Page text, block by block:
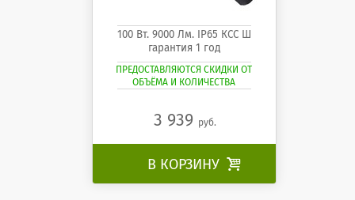
100 Вт. 9000 Лм. IP65 КСС Ш
гарантия 1 год
ПРЕДОСТАВЛЯЮТСЯ СКИДКИ ОТ
ОБЪЁМА И КОЛИЧЕСТВА
3 939 руб.
В КОРЗИНУ 